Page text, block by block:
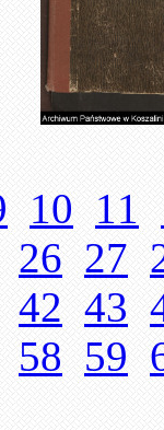
10 11
26 27
42 43
58 59